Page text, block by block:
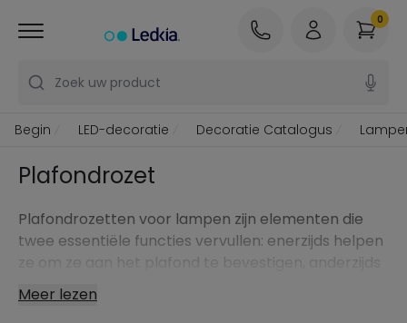
Zoek uw product
0
Begin LED-decoratie Decoratie Catalogus
Plafondrozet
Plafondrozetten voor lampen zijn elementen die
twee essentiële functies vervullen: enerzijds helpen
ze om ze aan het plafond te bevestigen, anderzijds
zijn ze ideaal om de elektrische aansluitingen van de
armaturen te verbergen, waardoor de door u
Meer lezen